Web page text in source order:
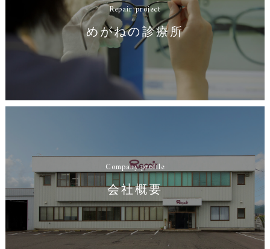
Repair project
めがねの診療所
Company profile
会社概要